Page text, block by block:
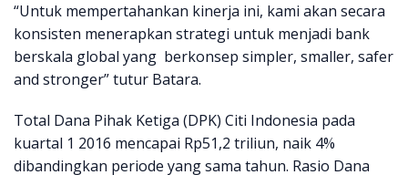
“Untuk mempertahankan kinerja ini, kami akan secara
konsisten menerapkan strategi untuk menjadi bank
berskala global yang berkonsep simpler, smaller, safer
and stronger” tutur Batara.
Total Dana Pihak Ketiga (DPK) Citi Indonesia pada
kuartal 1 2016 mencapai Rp51,2 triliun, naik 4%
dibandingkan periode yang sama tahun. Rasio Dana